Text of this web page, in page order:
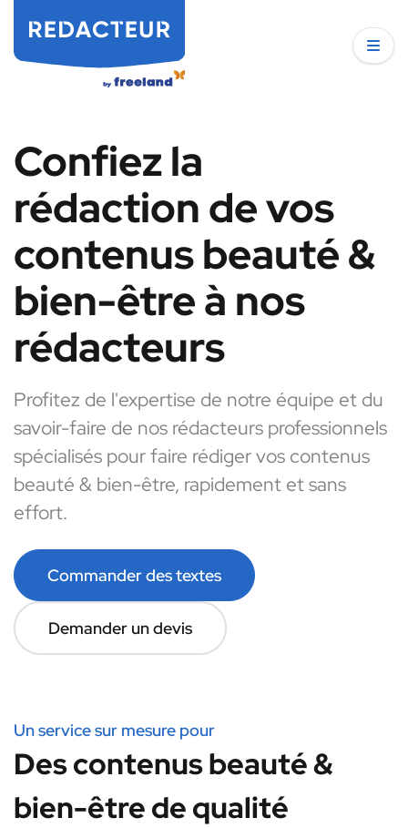
Confiez la
rédaction de vos
contenus beauté &
bien-être à nos
rédacteurs
Profitez de l'expertise de notre équipe et du
savoir-faire de nos rédacteurs professionnels
spécialisés pour faire rédiger vos contenus
beauté & bien-être, rapidement et sans
effort.
Commander des textes
Demander un devis
Un service sur mesure pour
Des contenus beauté &
bien-être de qualité